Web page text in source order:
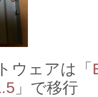
ウェアは「
」で移行